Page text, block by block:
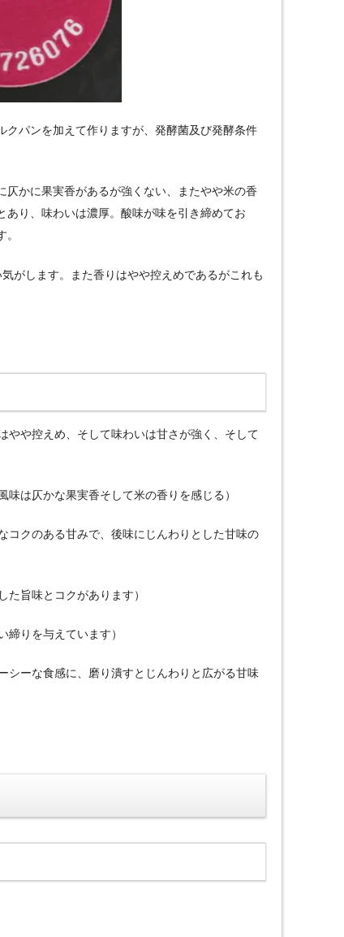
パンを加えて作りますが、発酵菌及び発酵条件
かに果実香があるが強くない、またやや米の香
あり、味わいは濃厚。酸味が味を引き締めてお
がします。また香りはやや控えめであるがこれも
やや控えめ、そして味わいは甘さが強く、そして
は仄かな果実香そして米の香りを感じる）
コクのある甘みで、後味にじんわりとした甘味の
旨味とコクがあります）
りを与えています）
シーな食感に、磨り潰すとじんわりと広がる甘味